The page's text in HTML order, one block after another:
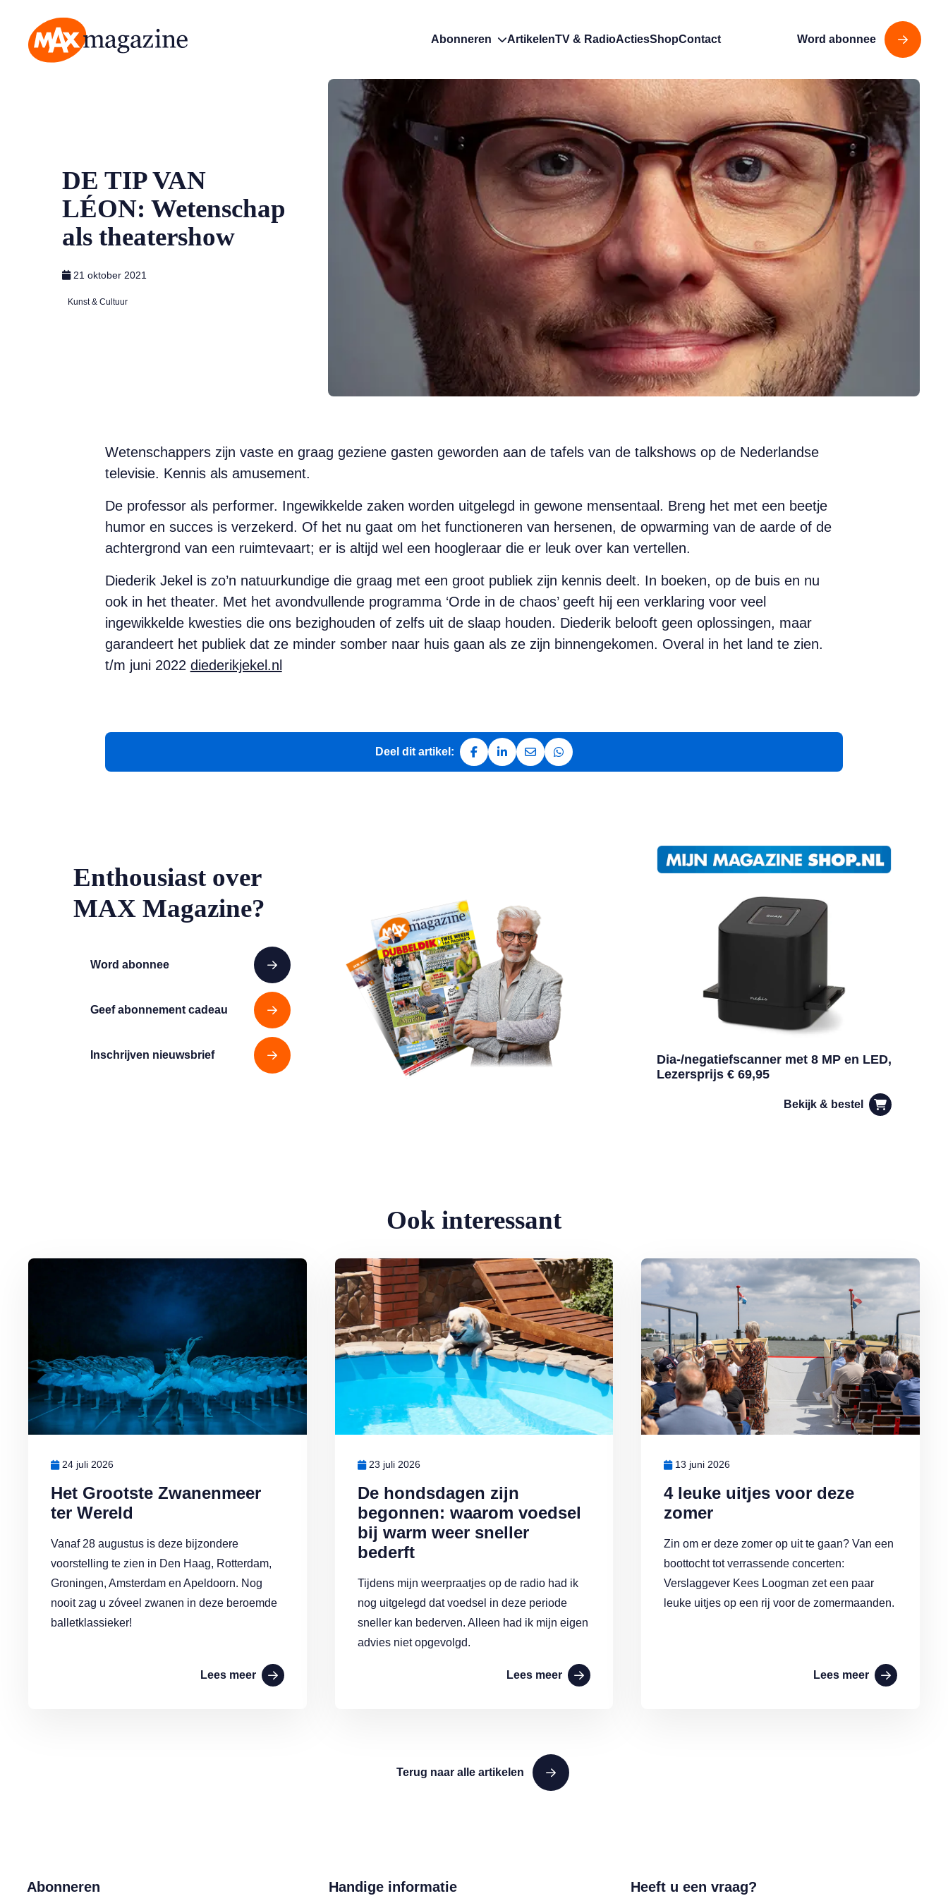
Abonneren ArtikelenTV & RadioActiesShopContact Word abonnee
DE TIP VAN
LÉON: Wetenschap
als theatershow
21 oktober 2021
Kunst & Cultuur
Wetenschappers zijn vaste en graag geziene gasten geworden aan de tafels van de talkshows op de Nederlandse
televisie. Kennis als amusement.
De professor als performer. Ingewikkelde zaken worden uitgelegd in gewone mensentaal. Breng het met een beetje
humor en succes is verzekerd. Of het nu gaat om het functioneren van hersenen, de opwarming van de aarde of de
achtergrond van een ruimtevaart; er is altijd wel een hoogleraar die er leuk over kan vertellen.
Diederik Jekel is zo’n natuurkundige die graag met een groot publiek zijn kennis deelt. In boeken, op de buis en nu
ook in het theater. Met het avondvullende programma ‘Orde in de chaos’ geeft hij een verklaring voor veel
ingewikkelde kwesties die ons bezighouden of zelfs uit de slaap houden. Diederik belooft geen oplossingen, maar
garandeert het publiek dat ze minder somber naar huis gaan als ze zijn binnengekomen. Overal in het land te zien.
t/m juni 2022 diederikjekel.nl
Deel dit artikel:
Deel op Facebook
Deel op LinkedIn
Deel via e-mail
Deel via WhatsApp
Enthousiast over
MAX Magazine?
Word abonnee
Geef abonnement cadeau
Inschrijven nieuwsbrief
Dia-/negatiefscanner met 8 MP en LED,
Lezersprijs € 69,95
Bekijk & bestel
Ook interessant
Het Grootste Zwanenmeer
ter Wereld
24 juli 2026
Vanaf 28 augustus is deze bijzondere
voorstelling te zien in Den Haag, Rotterdam,
Groningen, Amsterdam en Apeldoorn. Nog
nooit zag u zóveel zwanen in deze beroemde
balletklassieker!
Lees meer
Lees meer over Het Grootste Zwanenmeer ter Wereld
De hondsdagen zijn
begonnen: waarom voedsel
bij warm weer sneller
bederft
23 juli 2026
Tijdens mijn weerpraatjes op de radio had ik
nog uitgelegd dat voedsel in deze periode
sneller kan bederven. Alleen had ik mijn eigen
advies niet opgevolgd.
Lees meer
Lees meer over De hondsdagen zijn begonnen: waarom voedsel bij warm weer sneller bederft
4 leuke uitjes voor deze
zomer
13 juni 2026
Zin om er deze zomer op uit te gaan? Van een
boottocht tot verrassende concerten:
Verslaggever Kees Loogman zet een paar
leuke uitjes op een rij voor de zomermaanden.
Lees meer
Lees meer over 4 leuke uitjes voor deze zomer
Terug naar alle artikelen
Abonneren Handige informatie Heeft u een vraag?